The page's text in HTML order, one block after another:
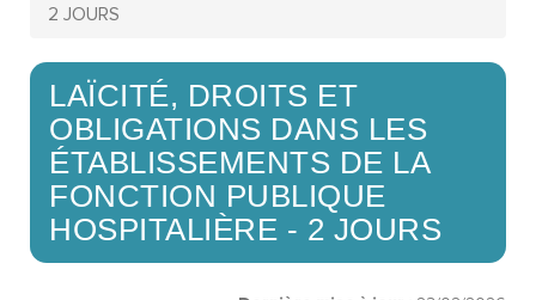
2 JOURS
LAÏCITÉ, DROITS ET
OBLIGATIONS DANS LES
ÉTABLISSEMENTS DE LA
FONCTION PUBLIQUE
HOSPITALIÈRE - 2 JOURS